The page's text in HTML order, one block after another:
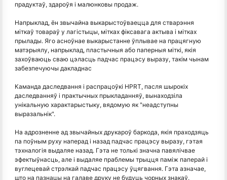
прадуктаў, здароўя і малюнковы продаж.
Напрыклад, ён звычайна выкарыстоўваецца для стварэння
міткаў товараў у лагістыцы, мітках фіксавага актыва і мітках
прылады. Яго асноўнае выкарыстанне ўплывае на працягную
матэрыялу, напрыклад, пластычныя або паперныя міткі, якія
захоўваюць сваю цэласць падчас працэсу выразу, такім чынам
забезпечуючы дакладнас
Каманда даследвання і распрацоўкі HPRT, пасля шырокіх
даследванняў і практычных прыкладанняў, вынаходзіла
унікальную характарыстыку, вядомую як "неадступны
выразальнік".
На адрозненне ад звычайных друкароў баркода, якія праходзяць
па поўным руху наперад і назад падчас працэсу выразу, гэтая
тэхналогія выдаляе назад. Гэта не толькі значна павялічвае
эфектыўнасць, але і выдаляе праблемы трыцця паміж паперай і
вуглецевай стрэлкай падчас працэсу ўцягвання. Гэта азначае,
што на пазнацы на галаве друку не будуць чорных знакаў.